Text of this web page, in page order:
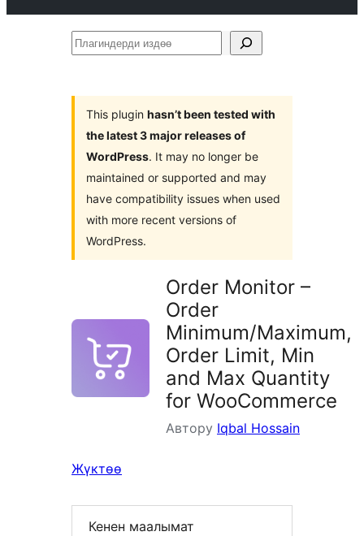
Плагиндерди
This plugin hasn’t been tested with
the latest 3 major releases of
WordPress. It may no longer be
maintained or supported and may
have compatibility issues when used
with more recent versions of
WordPress.
Order Monitor –
Order
Minimum/Maximum,
Order Limit, Min
and Max Quantity
for WooCommerce
Автору Iqbal Hossain
Жүктөө
Кенен маалымат